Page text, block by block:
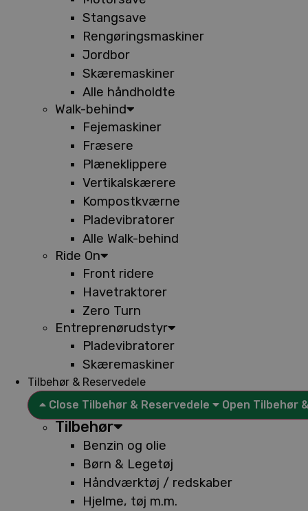
Stangsave
Rengøringsmaskiner
Jordbor
Skæremaskiner
Alle håndholdte
Walk-behind
Fejemaskiner
Fræsere
Plæneklippere
Vertikalskærere
Kompostkværne
Pladevibratorer
Alle Walk-behind
Ride On
Front ridere
Havetraktorer
Zero Turn
Entreprenørudstyr
Pladevibratorer
Skæremaskiner
Tilbehør & Reservedele
Close Tilbehør & Reservedele
Open Tilbehør
Tilbehør
Benzin og olie
Børn & Legetøj
Håndværktøj / redskaber
Hjelme, tøj m.m.